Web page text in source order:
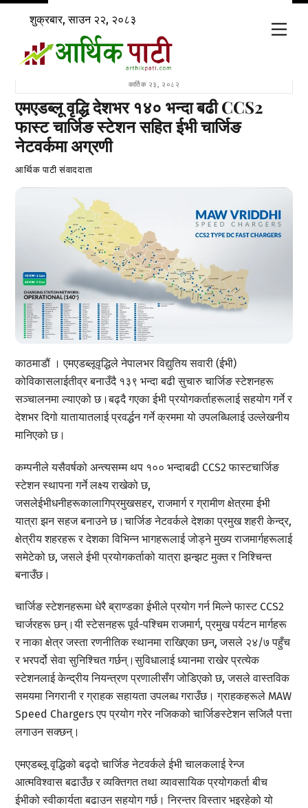
Skip
content
शुक्रबार, साउन २२, २०८३
कार्तिक २३, २०८२
एमएडब्लू वृद्धि देशभर १४० भन्दा बढी CCS2
फास्ट चार्जिङ स्टेशन सहित ईभी चार्जिङ
नेटवर्कमा अग्रणी
आर्थिक पाटी संवाददाता
काठमाडौं । एमएडब्लूवृद्धिले नेपालभर विद्युतिय सवारी (ईभी)
कोविकासलाईतीव्र बनाउँदै १३९ भन्दा बढी सुचारु चार्जिङ स्टेशनहरू
सञ्चालनमा ल्याएको छ।बढ्दै गएका ईभी प्रयोगकर्ताहरूलाई सहयोग गर्ने र
देशभर दिगो यातायातलाई प्रवर्द्धन गर्ने क्रममा यो उपलब्धिलाई उल्लेखनीय
मानिएको छ।
कम्पनीले यसैवर्षको अन्त्यसम्म थप १०० भन्दाबढी CCS2 फास्टचार्जिङ
स्टेशन स्थापना गर्ने लक्ष्य राखेको छ,
जसलेईभीधनीहरूकालागिप्रमुखसहर, राजमार्ग र ग्रामीण क्षेत्रमा ईभी
यात्रा झन सहज बनाउने छ।चार्जिङ नेटवर्कले देशका प्रमुख शहरी केन्द्र,
क्षेत्रीय शहरहरू र देशका विभिन्न भागहरूलाई जोड्ने मुख्य राजमार्गहरूलाई
समेटेको छ, जसले ईभी प्रयोगकर्ताको यात्रा झन्झट मुक्त र निश्चिन्त
बनाउँछ।
चार्जिङ स्टेशनहरूमा धेरै ब्राण्डका ईभीले प्रयोग गर्न मिल्ने फास्ट CCS2
चार्जरहरू छन्।यी स्टेसनहरू पूर्व-पश्चिम राजमार्ग, प्रमुख पर्यटन मार्गहरू
र नाका क्षेत्र जस्ता रणनीतिक स्थानमा राखिएका छन्, जसले २४/७ पहुँच
र भरपर्दो सेवा सुनिश्चित गर्छन्।सुविधालाई ध्यानमा राखेर प्रत्येक
स्टेशनलाई केन्द्रीय नियन्त्रण प्रणालीसँग जोडिएको छ, जसले वास्तविक
समयमा निगरानी र ग्राहक सहायता उपलब्ध गराउँछ। ग्राहकहरूले MAW
Speed Chargers एप प्रयोग गरेर नजिकको चार्जिङस्टेशन सजिलै पत्ता
लगाउन सक्छन्।
एमएडब्लू वृद्धिको बढ्दो चार्जिङ नेटवर्कले ईभी चालकलाई रेन्ज
आत्मविश्वास बढाउँछ र व्यक्तिगत तथा व्यावसायिक प्रयोगकर्ता बीच
ईभीको स्वीकार्यता बढाउन सहयोग गर्छ। निरन्तर विस्तार भइरहेको यो